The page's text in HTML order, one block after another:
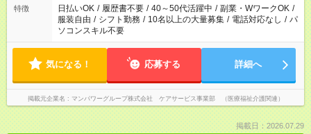
特徴 日払いOK / 履歴書不要 / 40～50代活躍中 / 副業・WワークOK /
服装自由 / シフト勤務 / 10名以上の大量募集 / 電話対応なし / パ
ソコンスキル不要
気になる！ 応募する 詳細へ
掲載元企業名 マンパワーグループ株式会社 ケアサービス事業部 （医療福祉介護関連）
掲載日：2026.07.29